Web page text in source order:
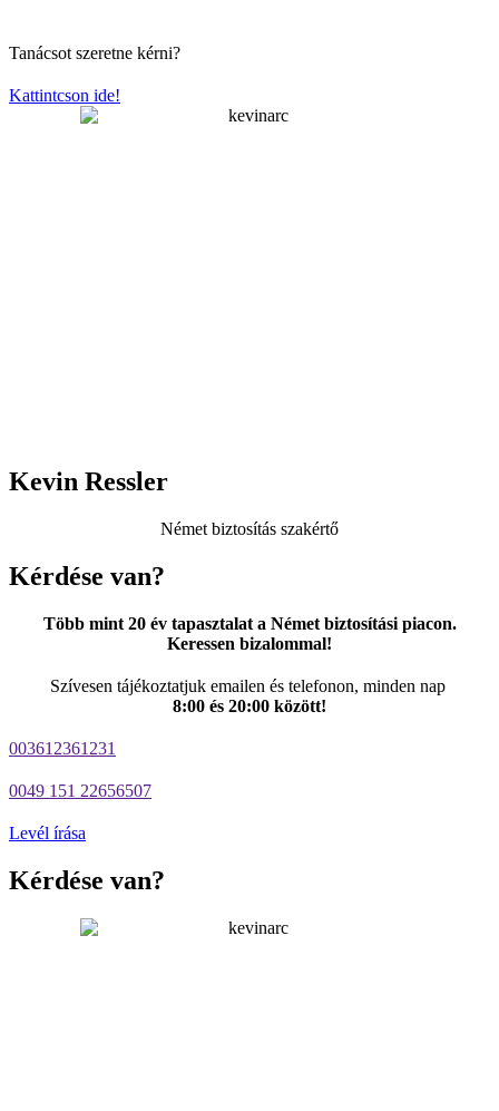
Tanácsot szeretne kérni?
Kattintcson ide!
Kevin Ressler
Német biztosítás szakértő
Kérdése van?
Több mint 20 év tapasztalat a Német biztosítási piacon.
Keressen bizalommal!
Szívesen tájékoztatjuk emailen és telefonon, minden nap
8:00 és 20:00 között!
003612361231
0049 151 22656507
Levél írása
Kérdése van?